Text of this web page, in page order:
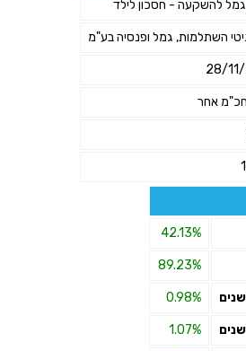
להשקעה - חסכון לילד
השתלמות, גמל ופנסיה בע"מ
28/
אחר
42.13%
89.23%
0.98%
1.07%